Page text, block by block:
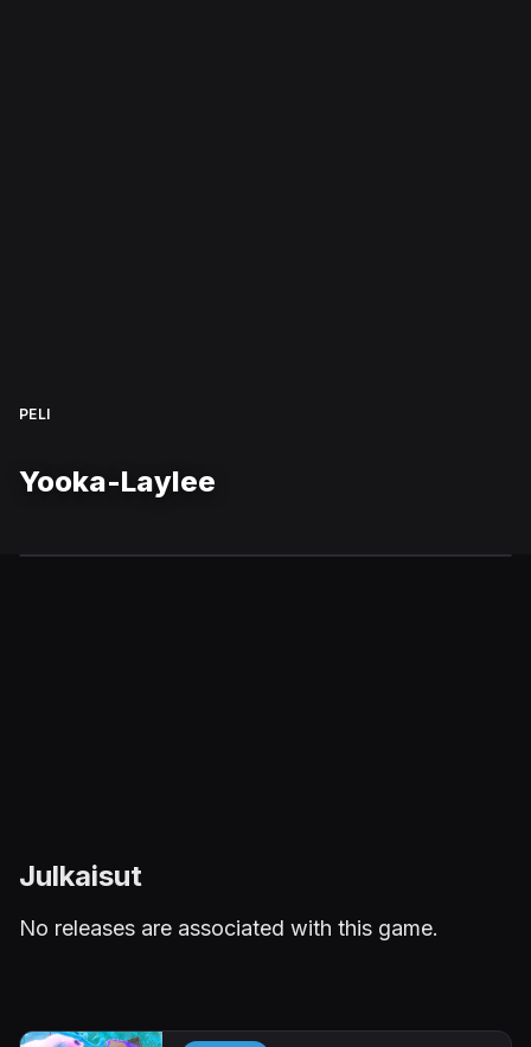
PELI
Yooka-Laylee
Julkaisut
No releases are associated with this game.